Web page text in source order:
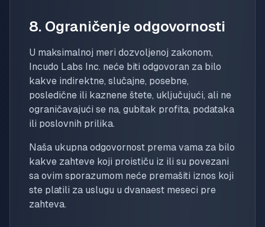
8. Ograničenje odgovornosti
U maksimalnoj meri dozvoljenoj zakonom,
Incudo Labs Inc. neće biti odgovoran za bilo
kakve indirektne, slučajne, posebne,
posledične ili kaznene štete, uključujući, ali ne
ograničavajući se na, gubitak profita, podataka
ili poslovnih prilika.
Naša ukupna odgovornost prema vama za bilo
kakve zahteve koji proističu iz ili su povezani
sa ovim sporazumom neće premašiti iznos koji
ste platili za uslugu u dvanaest meseci pre
zahteva.